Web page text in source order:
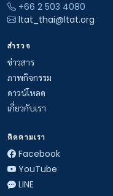
+66 2 503 4080
ltat_thai@ltat.org
สำรวจ
ข่าวสาร
ภาพกิจกรรม
ดาวน์โหลด
เกี่ยวกับเรา
ติดตามเรา
Facebook
YouTube
LINE